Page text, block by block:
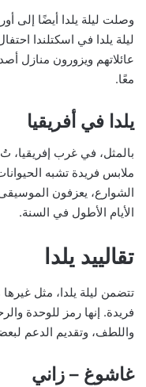
وصلت ليلة يلدا أيضًا إلى
ليلة يلدا في اسكتلندا
عائلاتهم ويزورون منازل
معًا.
يلدا في أفريقيا
ملابس فريدة تشبه
الشوارع، يعزفون الموسيقى
الأيام الأطول في السنة.
تقالييد يلدا
تتضمن ليلة يلدا، مثل غيرها
فريدة. إنها رمز للوحدة
واللطف، وتقديم الدعم
غاشوغ – زاني